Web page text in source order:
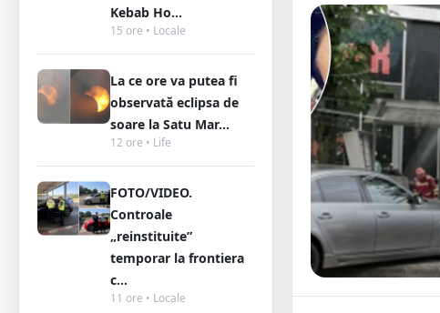
Kebab Ho...
15 ore • Locale
La ce ore va putea fi
observată eclipsa de
soare la Satu Mar...
12 ore • Life
FOTO/VIDEO.
Controale
„reinstituite”
temporar la frontiera
c...
11 ore • Locale